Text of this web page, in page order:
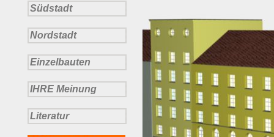
Südstadt
Nordstadt
Einzelbauten
IHRE Meinung
Literatur